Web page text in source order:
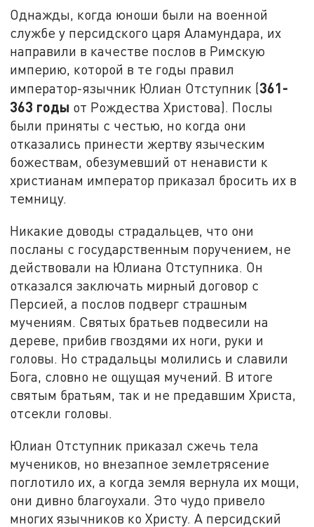
Однажды, когда юноши были на военной
службе у персидского царя Аламундара, их
направили в качестве послов в Римскую
империю, которой в те годы правил
император-язычник Юлиан Отступник (361-
363 годы от Рождества Христова). Послы
были приняты с честью, но когда они
отказались принести жертву языческим
божествам, обезумевший от ненависти к
христианам император приказал бросить их в
темницу.
Никакие доводы страдальцев, что они
посланы с государственным поручением, не
действовали на Юлиана Отступника. Он
отказался заключать мирный договор с
Персией, а послов подверг страшным
мучениям. Святых братьев подвесили на
дереве, прибив гвоздями их ноги, руки и
головы. Но страдальцы молились и славили
Бога, словно не ощущая мучений. В итоге
святым братьям, так и не предавшим Христа,
отсекли головы.
Юлиан Отступник приказал сжечь тела
мучеников, но внезапное землетрясение
поглотило их, а когда земля вернула их мощи,
они дивно благоухали. Это чудо привело
многих язычников ко Христу. А персидский